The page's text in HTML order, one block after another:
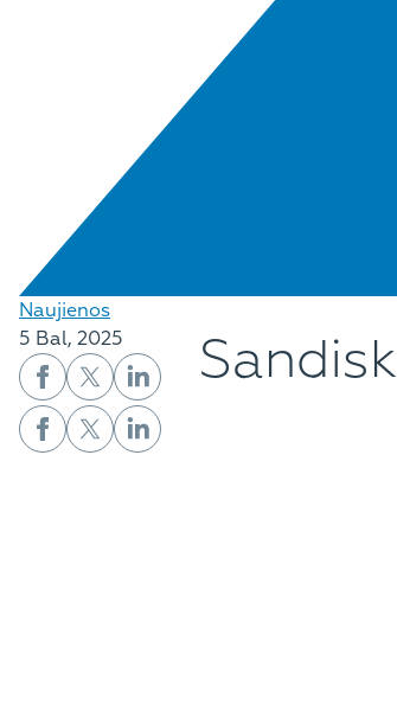
Naujienos
5 Bal, 2025
Sandisk